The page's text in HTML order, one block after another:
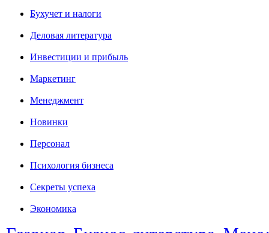
Бухучет и налоги
Деловая литература
Инвестиции и прибыль
Маркетинг
Менеджмент
Новинки
Персонал
Психология бизнеса
Секреты успеха
Экономика